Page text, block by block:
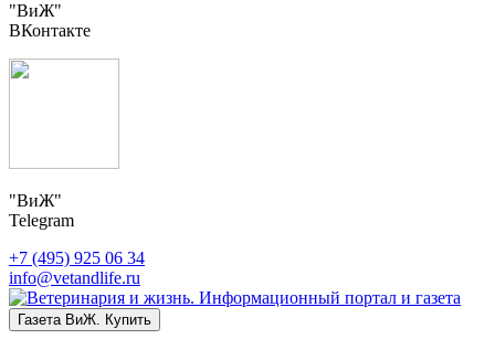
"ВиЖ"
ВКонтакте
"ВиЖ"
Telegram
+7 (495) 925 06 34
info@vetandlife.ru
Газета ВиЖ. Купить